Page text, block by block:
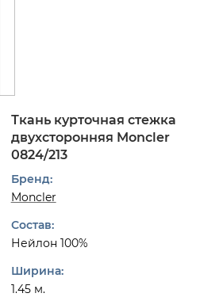
Ткань курточная стежка
двухсторонняя Moncler
0824/213
Бренд:
Moncler
Состав:
Нейлон 100%
Ширина:
1.45 м.